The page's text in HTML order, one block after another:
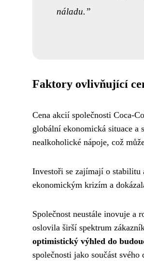
náladu.
Faktory ovlivňující
Cena akcií společnosti Coca-
globální ekonomická situace a
nealkoholické nápoje, což
Investoři se zajímají o stabilitu
ekonomickým krizím a
Společnost neustále inovuje a
oslovila širší spektrum
optimistický výhled do
společnosti jako součást